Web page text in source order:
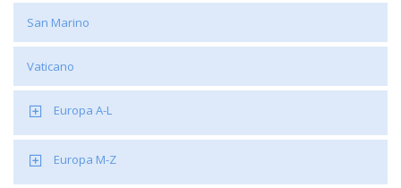
San Marino
Vaticano
Europa A-L
Europa M-Z